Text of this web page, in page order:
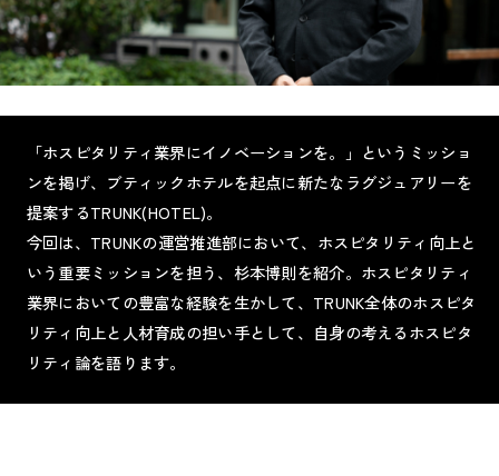
「ホスピタリティ業界にイノベーションを。」というミッショ
ンを掲げ、ブティックホテルを起点に新たなラグジュアリーを
提案するTRUNK(HOTEL)。
今回は、TRUNKの運営推進部において、ホスピタリティ向上と
いう重要ミッションを担う、杉本博則を紹介。ホスピタリティ
業界においての豊富な経験を生かして、TRUNK全体のホスピタ
リティ向上と人材育成の担い手として、自身の考えるホスピタ
リティ論を語ります。